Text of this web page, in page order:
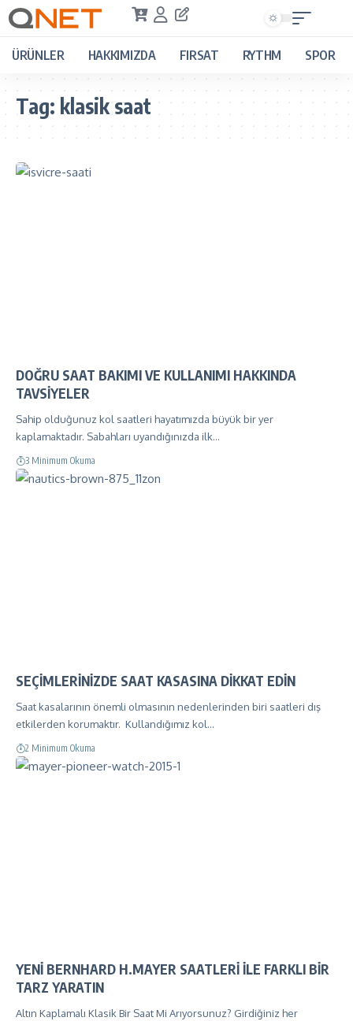
ÜRÜNLER HAKKIMIZDA FIRSAT RYTHM SPOR
Tag: klasik saat
DOĞRU SAAT BAKIMI VE KULLANIMI HAKKINDA
TAVSİYELER
Sahip olduğunuz kol saatleri hayatımızda büyük bir yer
kaplamaktadır. Sabahları uyandığınızda ilk…
3 Minimum Okuma
SEÇİMLERİNİZDE SAAT KASASINA DİKKAT EDİN
Saat kasalarının önemli olmasının nedenlerinden biri saatleri dış
etkilerden korumaktır. Kullandığımız kol…
2 Minimum Okuma
YENİ BERNHARD H.MAYER SAATLERİ İLE FARKLI BİR
TARZ YARATIN
Altın Kaplamalı Klasik Bir Saat Mi Arıyorsunuz? Girdiğiniz her